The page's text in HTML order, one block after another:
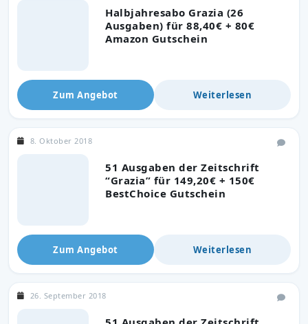
Halbjahresabo Grazia (26
Ausgaben) für 88,40€ + 80€
Amazon Gutschein
Zum Angebot Weiterlesen
51 Ausgaben der Zeitschrift
“Grazia” für 149,20€ + 150€
BestChoice Gutschein
8. Oktober 2018
Zum Angebot Weiterlesen
26. September 2018